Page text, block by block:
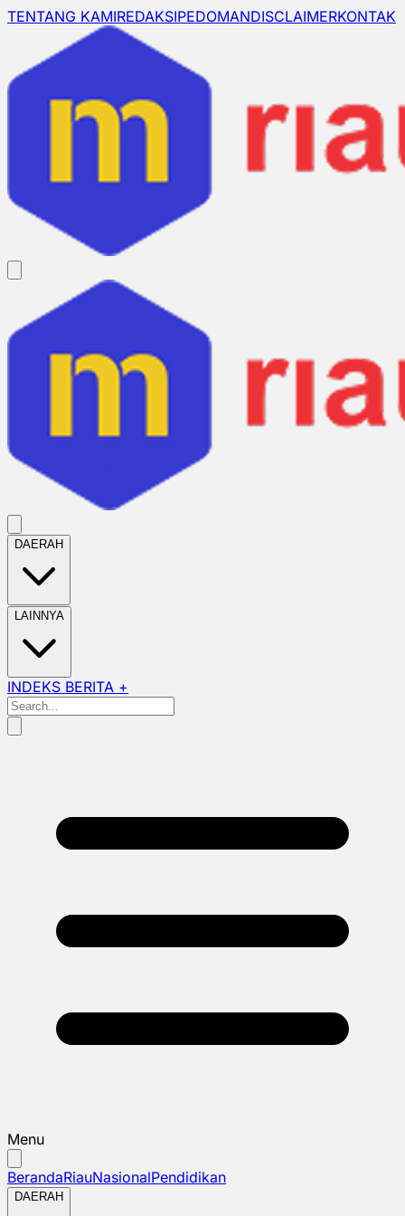
TENTANG KAMIREDAKSIPEDOMANDISCLAIMERKONTAK
DAERAH
LAINNYA
INDEKS BERITA +
Menu
BerandaRiauNasionalPendidikan
DAERAH